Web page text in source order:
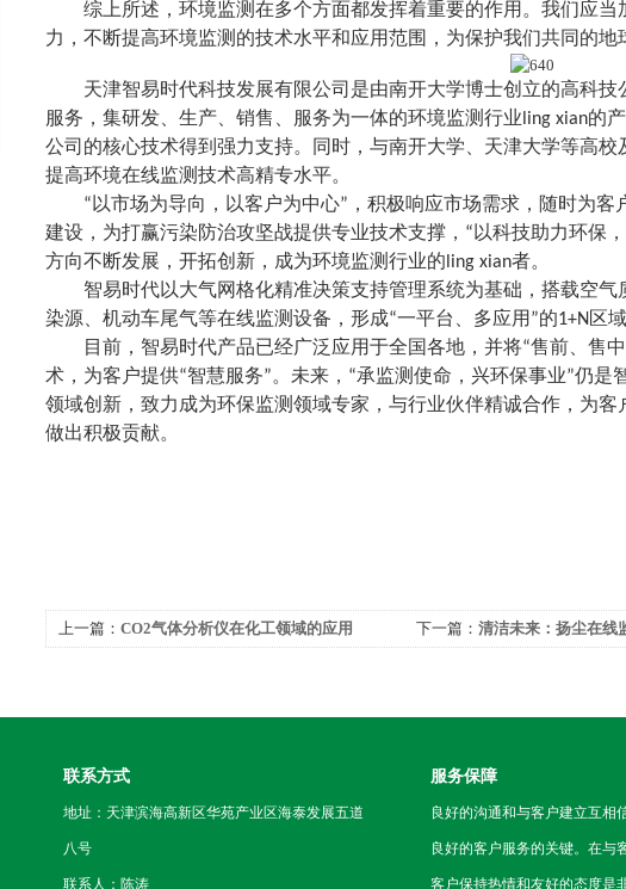
综上所述，环境监测在多个方面都发挥着重要的作用。我们应
力，不断提高环境监测的技术水平和应用范围，为保护我们共同的地
天津智易时代科技发展有限公司是由南开大学博士创立的高科
服务，集研发、生产、销售、服务为一体的环境监测行业ling xian的
公司的核心技术得到强力支持。同时，与南开大学、天津大学等高校
提高环境在线监测技术高精专水平。
“以市场为导向，以客户为中心”，积极响应市场需求，随时为
建设，为打赢污染防治攻坚战提供专业技术支撑，“以科技助力环保
方向不断发展，开拓创新，成为环境监测行业的ling xian者。
智易时代以大气网格化精准决策支持管理系统为基础，搭载空
染源、机动车尾气等在线监测设备，形成“一平台、多应用”的1+N区
目前，智易时代产品已经广泛应用于全国各地，并将“售前、售
术，为客户提供“智慧服务”。未来，“承监测使命，兴环保事业”仍
领域创新，致力成为环保监测领域专家，与行业伙伴精诚合作，为
做出积极贡献。
上一篇： CO2气体分析仪在化工领域的应用 下一篇： 清洁未来：扬尘在线
联系方式
地址：天津滨海高新区华苑产业区海泰发展五道
八号
联系人：陈涛
服务保障
良好的沟通和与客户建立互相
良好的客户服务的关键。在与
客户保持热情和友好的态度是